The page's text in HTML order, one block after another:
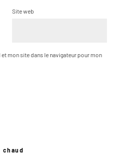
Site web
mon site dans le navigateur pour mon
chaud